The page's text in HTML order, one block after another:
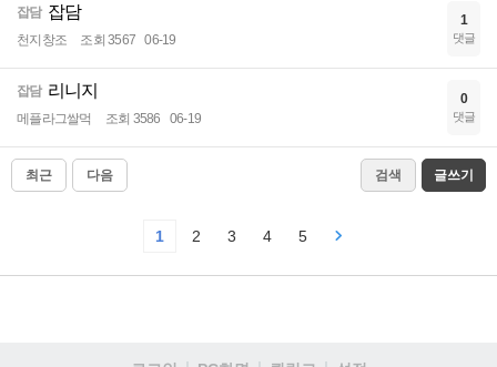
잡담 잡담
천지창조 조회 3567 06-19
1
댓글
잡담 리니지
메플라그쌀먹 조회 3586 06-19
0
댓글
최근 다음 검색 글쓰기
1 2 3 4 5